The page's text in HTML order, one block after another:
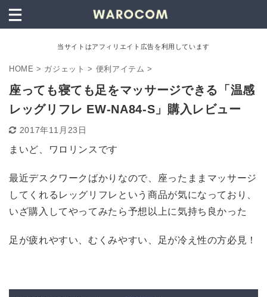
当サイトはアフィリエイト広告を利用しています
HOME > ガジェット > 便利アイテム >
座っても寝ても足をマッサージできる「温感
レッグリフレ EW-NA84-S」購入レビュー
2017年11月23日
まいど、ワロリンスです
最近デスクワークばかりなので、座ったままマッサージ
してくれるレッグリフレという商品が気になっており、
いざ購入してやってみたら予想以上に気持ち良かった
足が疲れやすい、むくみやすい、足が冷え性の方必見！